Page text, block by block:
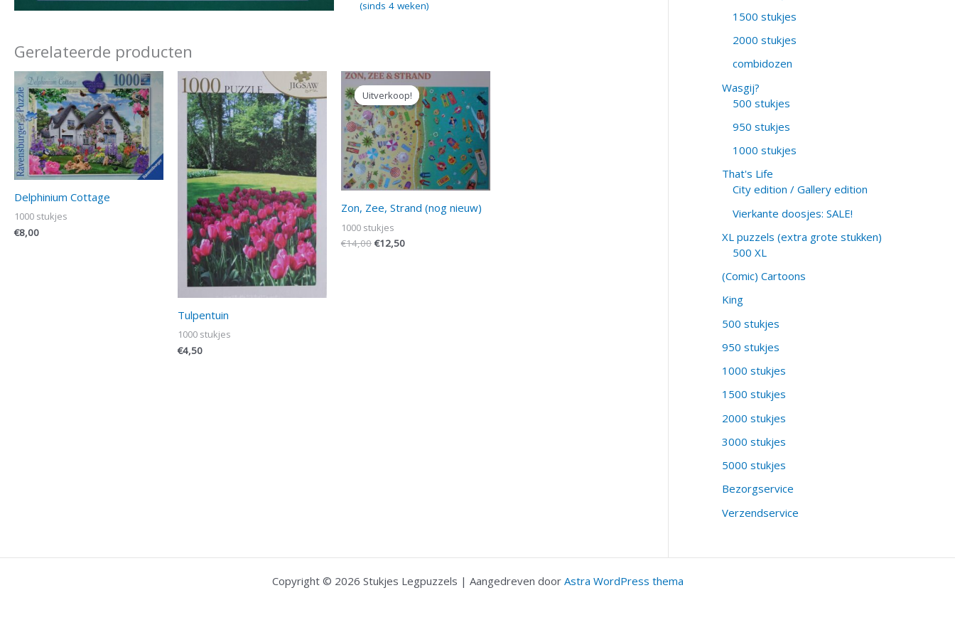
(sinds 4 weken)
Gerelateerde producten
Delphinium Cottage
1000 stukjes
€8,00
Tulpentuin
1000 stukjes
€4,50
Uitverkoop!
Uitverkoop!
Zon, Zee, Strand (nog nieuw)
1000 stukjes
€14,00
Oorspronkelijke
prijs
was:
€14,00.
€12,50
Huidige
prijs
is:
€12,50.
1500 stukjes
2000 stukjes
combidozen
Wasgij?
500 stukjes
950 stukjes
1000 stukjes
That's Life
City edition / Gallery edition
Vierkante doosjes: SALE!
XL puzzels (extra grote stukken)
500 XL
(Comic) Cartoons
King
500 stukjes
950 stukjes
1000 stukjes
1500 stukjes
2000 stukjes
3000 stukjes
5000 stukjes
Bezorgservice
Verzendservice
Copyright © 2026 Stukjes Legpuzzels | Aangedreven door Astra WordPress thema